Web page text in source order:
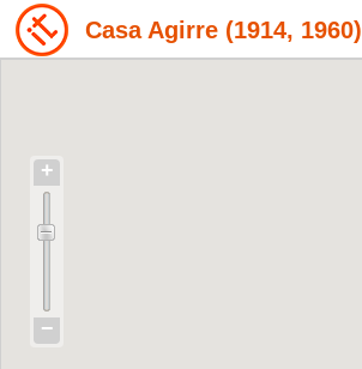
Casa Agirre (1914, 1960)
+
−